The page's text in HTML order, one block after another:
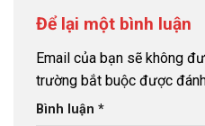
Để lại một bình luận
Email của bạn sẽ không
trường bắt buộc được
Bình luận *